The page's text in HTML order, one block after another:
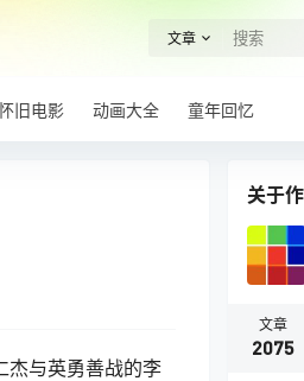
文章
旧电影 动画大全 童年回忆
杰与英勇善战的李
关于
文章
2075